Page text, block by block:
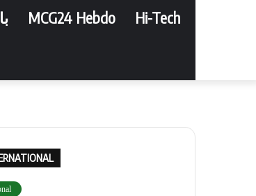
MCG24 Hebdo Hi-Tech